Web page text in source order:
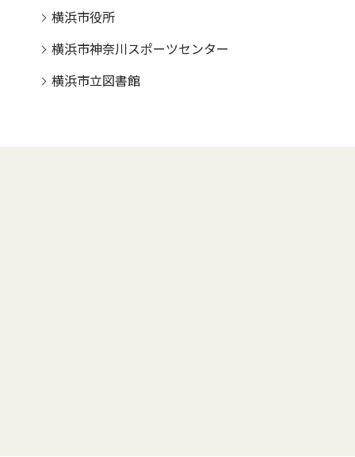
横浜市役所
横浜市神奈川スポーツセンター
横浜市立図書館